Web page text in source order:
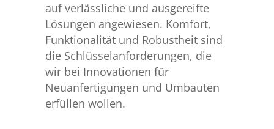
auf verlässliche und ausgereifte
Lösungen angewiesen. Komfort,
Funktionalität und Robustheit sind
die Schlüsselanforderungen, die
wir bei Innovationen für
Neuanfertigungen und Umbauten
erfüllen wollen.